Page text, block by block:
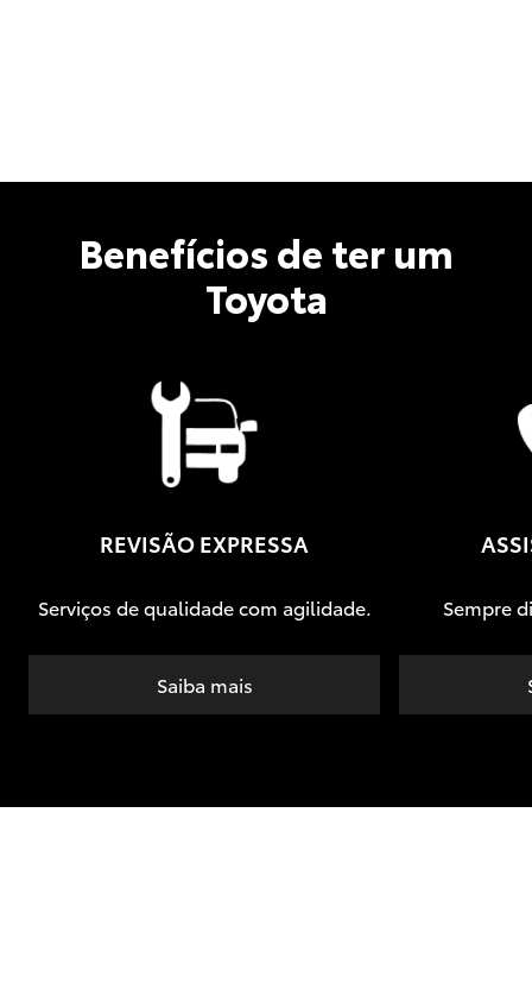
Benefícios de ter um
Toyota
REVISÃO EXPRESSA
Serviços de qualidade com agilidade.
Saiba mais
Sempre